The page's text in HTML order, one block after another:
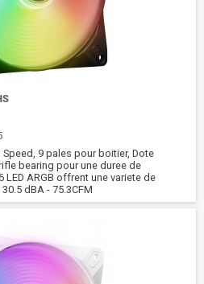
9 pales pour boitier, Dote
bearing pour une duree de
LED ARGB offrent une variete de
dBA - 75.3CFM